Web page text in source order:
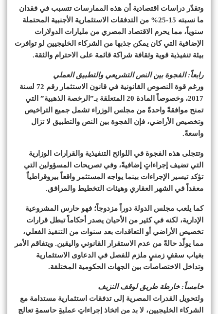
وتقدّر دراسات اقتصادية أن هذه الممارسات تتسبب في فقدان
ما نسبته 15-25% من التدفقات الاستثمارية الأجنبية المحتملة
سنوياً، مما يحرم الاقتصاد المصري من مليارات الدولارات
الإضافية التي كان يمكن جذبها من الشركاء الخليجيين لو توافرت
بيئة تنفيذية قوية وثقافة شراكة قائمة على الاحترام والثقة.
رابعاً: الفجوة بين النص التشريعي والتطبيق العملي
ورغم قوة النصوص القانونية في قانون الاستثمار رقم 72 لسنة
2017، وخصوصاً المادة 20 المتعلقة بـ”الرخصة الذهبية” التي
تمنح موافقةً واحدةً من مجلس الوزراء تشمل جميع التراخيص
وتخصيص الأراضي، فإن الفجوة بين النص والتطبيق لا تزال
واسعةً.
وتتجلى هذه الفجوة في اللوائح التنفيذية والقرارات الوزارية
التي تضيف إجراءاتٍ إضافيةً، وفي تصريحات المسؤولين التي
تؤكد تيسير الإجراءات بينما يواجه المستثمر واقعاً بيروقراطياً
معقداً في الشهر العقاري وهيئات التخطيط والمرافق.
كما يلعب مجلس الدولة دوراً مزدوجاً؛ فهو حارس المشروعية
الإدارية، لكنه في كثير من الأحيان يصدر أحكاماً تبطل قرارات
تخصيص الأراضي أو التعاقدات بعد سنوات من التنفيذ الفعلي،
مما يولّد حالةً من عدم الاستقرار القانوني واليقين. ويتفاقم الأمر
بغياب سقفٍ زمنيٍ ملزم للفصل في الدعاوى الاستثمارية
وتداخل الاختصاصات بين الجهات الحكومية المختلفة.
خامساً: خارطة طريق لوقف النزيف
ولتحويل القدرات المصرية إلى تدفقات استثمارية مستدامة مع
الشركاء الخليجيين، لا بد من اتخاذ إجراءاتٍ عمليةٍ حاسمةٍ تعالج